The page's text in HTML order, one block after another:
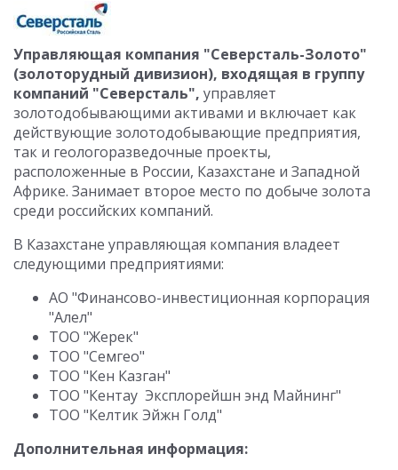
Управляющая компания "Северсталь-Золото"
(золоторудный дивизион), входящая в группу
компаний "Северсталь", управляет
золотодобывающими активами и включает как
действующие золотодобывающие предприятия,
так и геологоразведочные проекты,
расположенные в России, Казахстане и Западной
Африке. Занимает второе место по добыче золота
среди российских компаний.
В Казахстане управляющая компания владеет
следующими предприятиями:
АО "Финансово-инвестиционная корпорация
"Алел"
ТОО "Жерек"
ТОО "Семгео"
ТОО "Кен Казган"
ТОО "Кентау Эксплорейшн энд Майнинг"
ТОО "Келтик Эйжн Голд"
Дополнительная информация: